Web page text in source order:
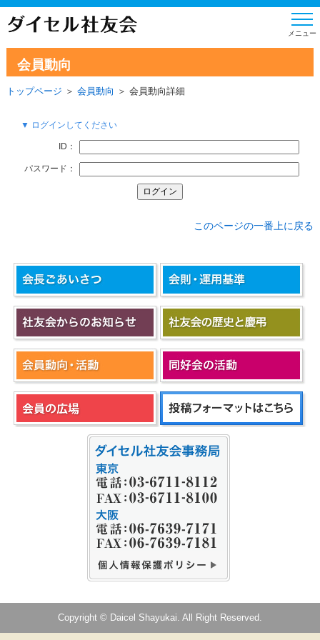
会員動向
トップページ ＞ 会員動向 ＞ 会員動向詳細
▼ ログインしてください
ID：
パスワード：
このページの一番上に戻る
Copyright © Daicel Shayukai. All Right Reserved.